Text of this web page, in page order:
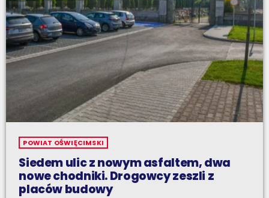
POWIAT OŚWIĘCIMSKI
Siedem ulic z nowym asfaltem, dwa
nowe chodniki. Drogowcy zeszli z
placów budowy